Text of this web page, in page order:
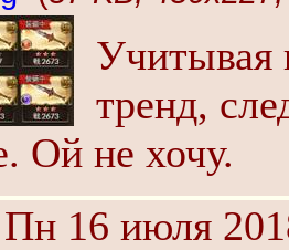
Учитывая
тренд,
Ой не хочу.
Пн 16 июля